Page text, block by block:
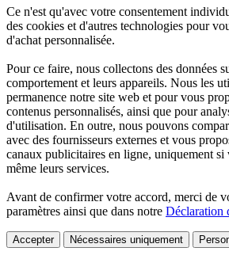
Ce n'est qu'avec votre consentement
des cookies et d'autres technologies pour
d'achat personnalisée.
Pour ce faire, nous collectons des données
comportement et leurs appareils. Nous les
permanence notre site web et pour vous
contenus personnalisés, ainsi que pour
d'utilisation. En outre, nous pouvons
avec des fournisseurs externes et vous
canaux publicitaires en ligne, uniquement
même leurs services.
Avant de confirmer votre accord, merci de
paramètres ainsi que dans notre Déclaration
Accepter Nécessaires uniquement